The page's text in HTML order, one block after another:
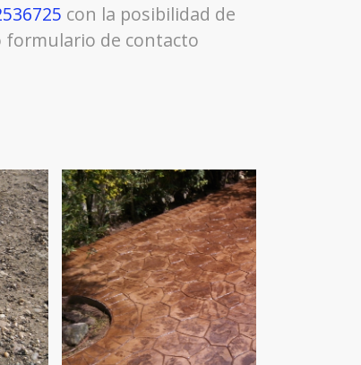
con la posibilidad de
formulario de contacto